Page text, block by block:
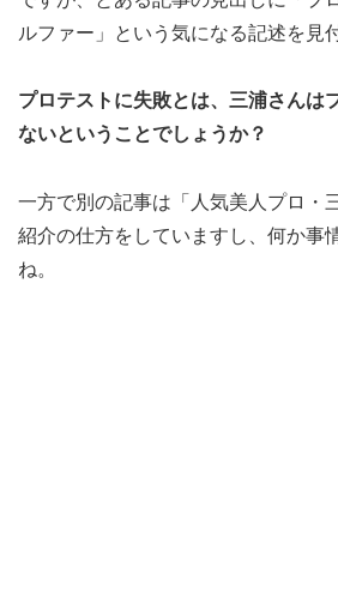
ルファー」という気になる記述を見
プロテストに失敗とは、三浦さんは
ないということでしょうか？
一方で別の記事は「人気美人プロ・
紹介の仕方をしていますし、何か事
ね。